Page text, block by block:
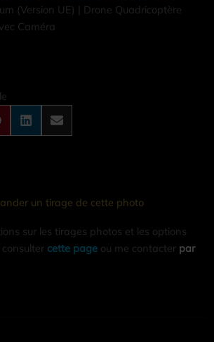
(Version UE) | Drone Quadricoptère
Caméra
Pinterest
un tirage de cette photo
sur les tirages photos et les options
cette page ou me contacter par